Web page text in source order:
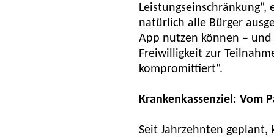
Leistungseinschränkung“,
natürlich alle Bürger
App nutzen können –
Freiwilligkeit zur
kompromittiert“.
Krankenkassenziel: Vom
Seit Jahrzehnten geplant,